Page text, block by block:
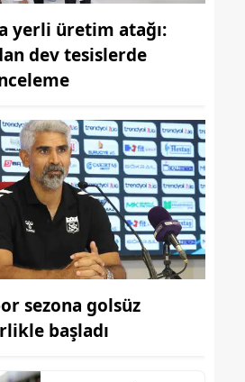
yerli üretim atağı:
dev tesislerde
sezona golsüz
başladı